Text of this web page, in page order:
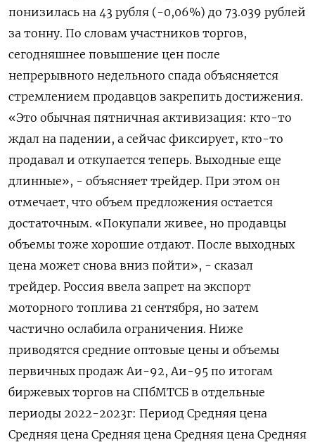
понизилась на 43 рубля (-0,06%) до 73.039 рублей
за тонну. По словам участников торгов,
сегодняшнее повышение цен после
непрерывного недельного спада объясняется
стремлением продавцов закрепить достижения.
«Это обычная пятничная активизация: кто-то
ждал на падении, а сейчас фиксирует, кто-то
продавал и откупается теперь. Выходные еще
длинные», - объясняет трейдер. При этом он
отмечает, что объем предложения остается
достаточным. «Покупали живее, но продавцы
объемы тоже хорошие отдают. После выходных
цена может снова вниз пойти», - сказал
трейдер. Россия ввела запрет на экспорт
моторного топлива 21 сентября, но затем
частично ослабила ограничения. Ниже
приводятся средние оптовые цены и объемы
первичных продаж Аи-92, Аи-95 по итогам
биржевых торгов на СПбМТСБ в отдельные
периоды 2022-2023г: Период Средняя цена
Средняя цена Средняя цена Средняя цена Средняя